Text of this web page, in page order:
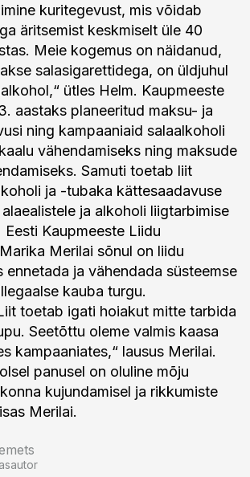
kuritegevust, mis võidab
äritsemist keskmiselt üle 40
Meie kogemus on näidanud,
salasigarettidega, on üldjuhul
ütles Helm. Kaupmeeste
aastaks planeeritud maksu- ja
ning kampaaniaid salaalkoholi
vähendamiseks ning maksude
Samuti toetab liit
ja -tubaka kättesaadavuse
ja alkoholi liigtarbimise
Kaupmeeste Liidu
Merilai sõnul on liidu
ennetada ja vähendada süsteemse
kauba turgu.
toetab igati hoiakut mitte tarbida
Seetõttu oleme valmis kaasa
kampaaniates,“ lausus Merilai.
panusel on oluline mõju
kujundamisel ja rikkumiste
Merilai.